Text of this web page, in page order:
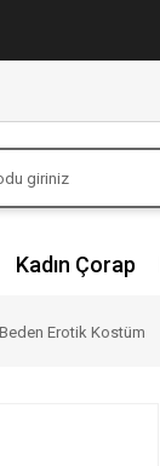
Kadın Çorap
Erotik Kostüm